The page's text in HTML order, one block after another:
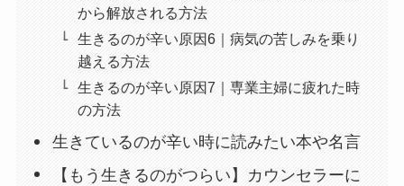
から解放される方法
生きるのが辛い原因6｜病気の苦しみを乗り
越える方法
生きるのが辛い原因7｜専業主婦に疲れた時
の方法
生きているのが辛い時に読みたい本や名言
【もう生きるのがつらい】カウンセラーに